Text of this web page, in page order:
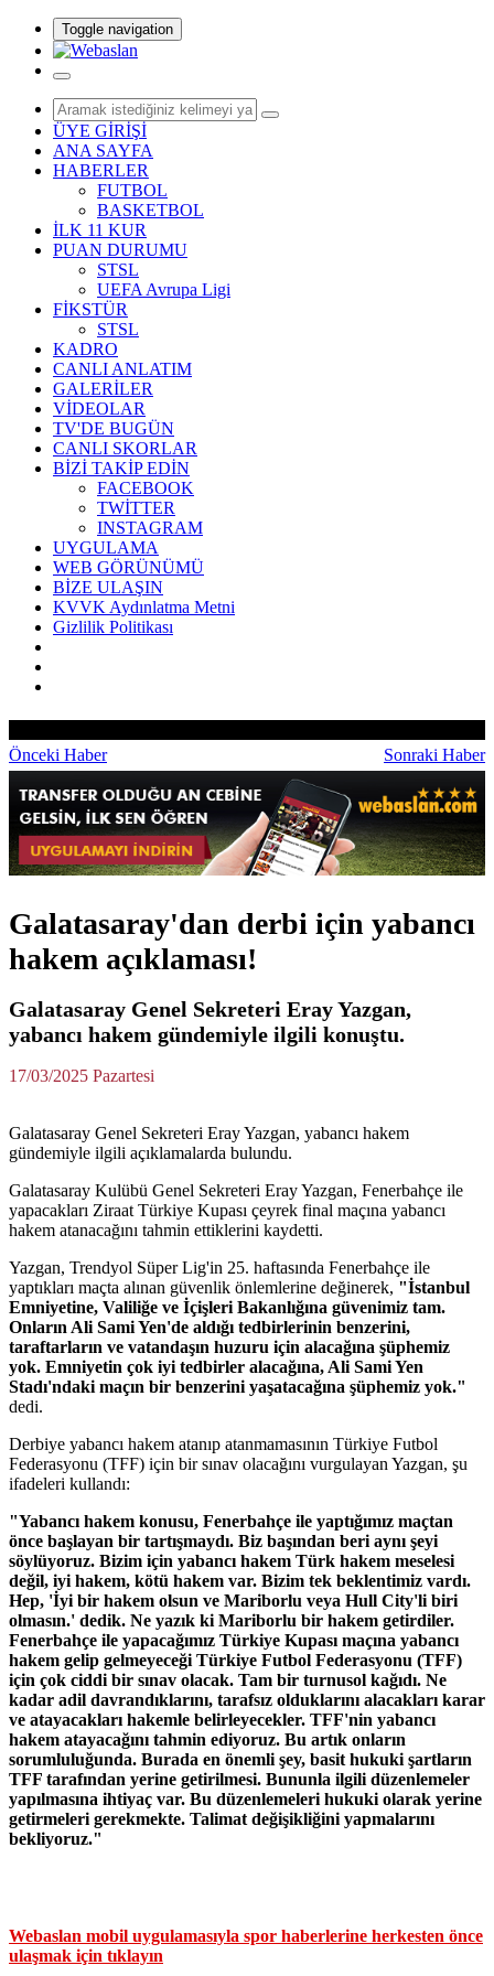
Toggle navigation
ÜYE GİRİŞİ
ANA SAYFA
HABERLER
FUTBOL
BASKETBOL
İLK 11 KUR
PUAN DURUMU
STSL
UEFA Avrupa Ligi
FİKSTÜR
STSL
KADRO
CANLI ANLATIM
GALERİLER
VİDEOLAR
TV'DE BUGÜN
CANLI SKORLAR
BİZİ TAKİP EDİN
FACEBOOK
TWİTTER
INSTAGRAM
UYGULAMA
WEB GÖRÜNÜMÜ
BİZE ULAŞIN
KVVK Aydınlatma Metni
Gizlilik Politikası
Önceki Haber Sonraki Haber
Galatasaray'dan derbi için yabancı
hakem açıklaması!
Galatasaray Genel Sekreteri Eray Yazgan,
yabancı hakem gündemiyle ilgili konuştu.
17/03/2025 Pazartesi
Galatasaray Genel Sekreteri Eray Yazgan, yabancı hakem
gündemiyle ilgili açıklamalarda bulundu.
Galatasaray Kulübü Genel Sekreteri Eray Yazgan, Fenerbahçe ile
yapacakları Ziraat Türkiye Kupası çeyrek final maçına yabancı
hakem atanacağını tahmin ettiklerini kaydetti.
Yazgan, Trendyol Süper Lig'in 25. haftasında Fenerbahçe ile
yaptıkları maçta alınan güvenlik önlemlerine değinerek, "İstanbul
Emniyetine, Valiliğe ve İçişleri Bakanlığına güvenimiz tam.
Onların Ali Sami Yen'de aldığı tedbirlerinin benzerini,
taraftarların ve vatandaşın huzuru için alacağına şüphemiz
yok. Emniyetin çok iyi tedbirler alacağına, Ali Sami Yen
Stadı'ndaki maçın bir benzerini yaşatacağına şüphemiz yok."
dedi.
Derbiye yabancı hakem atanıp atanmamasının Türkiye Futbol
Federasyonu (TFF) için bir sınav olacağını vurgulayan Yazgan, şu
ifadeleri kullandı:
"Yabancı hakem konusu, Fenerbahçe ile yaptığımız maçtan
önce başlayan bir tartışmaydı. Biz başından beri aynı şeyi
söylüyoruz. Bizim için yabancı hakem Türk hakem meselesi
değil, iyi hakem, kötü hakem var. Bizim tek beklentimiz vardı.
Hep, 'İyi bir hakem olsun ve Mariborlu veya Hull City'li biri
olmasın.' dedik. Ne yazık ki Mariborlu bir hakem getirdiler.
Fenerbahçe ile yapacağımız Türkiye Kupası maçına yabancı
hakem gelip gelmeyeceği Türkiye Futbol Federasyonu (TFF)
için çok ciddi bir sınav olacak. Tam bir turnusol kağıdı. Ne
kadar adil davrandıklarını, tarafsız olduklarını alacakları karar
ve atayacakları hakemle belirleyecekler. TFF'nin yabancı
hakem atayacağını tahmin ediyoruz. Bu artık onların
sorumluluğunda. Burada en önemli şey, basit hukuki şartların
TFF tarafından yerine getirilmesi. Bununla ilgili düzenlemeler
yapılmasına ihtiyaç var. Bu düzenlemeleri hukuki olarak yerine
getirmeleri gerekmekte. Talimat değişikliğini yapmalarını
bekliyoruz."
Webaslan mobil uygulamasıyla spor haberlerine herkesten önce
ulaşmak için tıklayın